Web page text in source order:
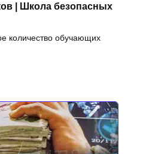
| Школа безопасных
количество обучающих